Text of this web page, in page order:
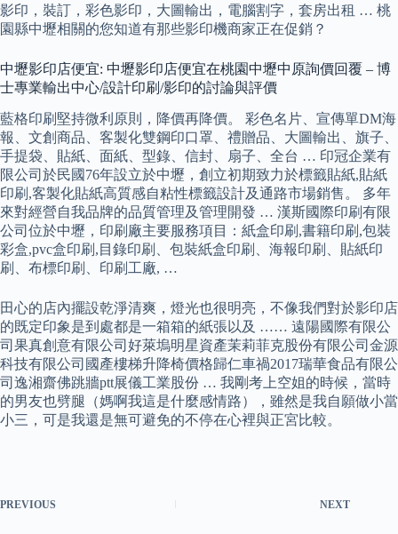
影印，裝訂，彩色影印，大圖輸出，電腦割字，套房出租 … 桃
園縣中壢相關的您知道有那些影印機商家正在促銷？
中壢影印店便宜: 中壢影印店便宜在桃園中壢中原詢價回覆 – 博
士專業輸出中心/設計印刷/影印的討論與評價
藍格印刷堅持微利原則，降價再降價。 彩色名片、宣傳單DM海
報、文創商品、客製化雙鋼印口罩、禮贈品、大圖輸出、旗子、
手提袋、貼紙、面紙、型錄、信封、扇子、全台 … 印冠企業有
限公司於民國76年設立於中壢，創立初期致力於標籤貼紙,貼紙
印刷,客製化貼紙高質感自粘性標籤設計及通路市場銷售。 多年
來對經營自我品牌的品質管理及管理開發 … 漢斯國際印刷有限
公司位於中壢，印刷廠主要服務項目：紙盒印刷,書籍印刷,包裝
彩盒,pvc盒印刷,目錄印刷、包裝紙盒印刷、海報印刷、貼紙印
刷、布標印刷、印刷工廠, …
田心的店內擺設乾淨清爽，燈光也很明亮，不像我們對於影印店
的既定印象是到處都是一箱箱的紙張以及 …… 遠陽國際有限公
司果真創意有限公司好萊塢明星資產茉莉菲克股份有限公司金源
科技有限公司國產樓梯升降椅價格歸仁車禍2017瑞華食品有限公
司逸湘齋佛跳牆ptt展儀工業股份 … 我剛考上空姐的時候，當時
的男友也劈腿（媽啊我這是什麼感情路），雖然是我自願做小當
小三，可是我還是無可避免的不停在心裡與正宮比較。
PREVIOUS NEXT